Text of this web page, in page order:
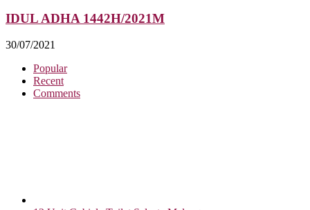
IDUL ADHA 1442H/2021M
30/07/2021
Popular
Recent
Comments